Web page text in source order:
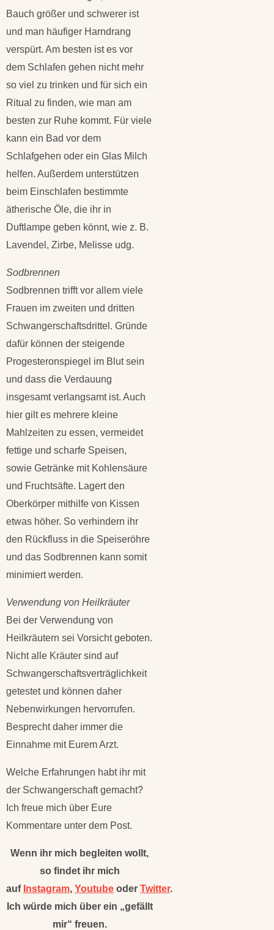
Bauch größer und schwerer ist
und man häufiger Harndrang
verspürt. Am besten ist es vor
dem Schlafen gehen nicht mehr
so viel zu trinken und für sich ein
Ritual zu finden, wie man am
besten zur Ruhe kommt. Für viele
kann ein Bad vor dem
Schlafgehen oder ein Glas Milch
helfen. Außerdem unterstützen
beim Einschlafen bestimmte
ätherische Öle, die ihr in
Duftlampe geben könnt, wie z. B.
Lavendel, Zirbe, Melisse udg.
Sodbrennen
Sodbrennen trifft vor allem viele
Frauen im zweiten und dritten
Schwangerschaftsdrittel. Gründe
dafür können der steigende
Progesteronspiegel im Blut sein
und dass die Verdauung
insgesamt verlangsamt ist. Auch
hier gilt es mehrere kleine
Mahlzeiten zu essen, vermeidet
fettige und scharfe Speisen,
sowie Getränke mit Kohlensäure
und Fruchtsäfte. Lagert den
Oberkörper mithilfe von Kissen
etwas höher. So verhindern ihr
den Rückfluss in die Speiseröhre
und das Sodbrennen kann somit
minimiert werden.
Verwendung von Heilkräuter
Bei der Verwendung von
Heilkräutern sei Vorsicht geboten.
Nicht alle Kräuter sind auf
Schwangerschaftsverträglichkeit
getestet und können daher
Nebenwirkungen hervorrufen.
Besprecht daher immer die
Einnahme mit Eurem Arzt.
Welche Erfahrungen habt ihr mit
der Schwangerschaft gemacht?
Ich freue mich über Eure
Kommentare unter dem Post.
Wenn ihr mich begleiten wollt,
so findet ihr mich
auf Instagram, Youtube oder Twitter.
Ich würde mich über ein „gefällt
mir“ freuen.